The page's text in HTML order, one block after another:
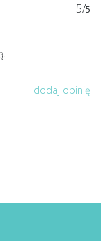
5/5
dodaj opinię